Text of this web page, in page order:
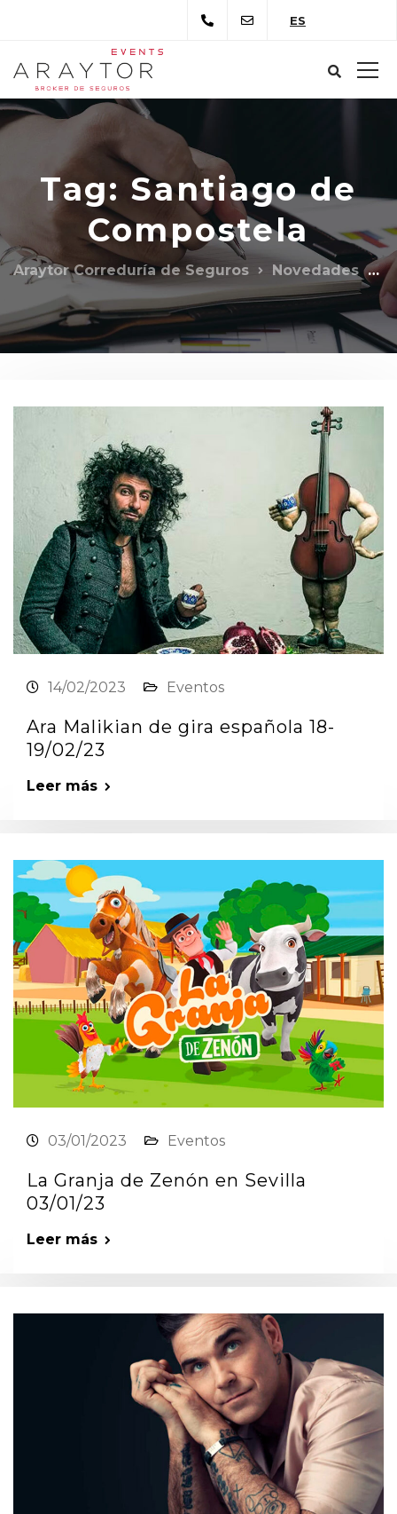
ES
Tag: Santiago de
Compostela
Araytor Correduría de Seguros Novedades
14/02/2023 Eventos
Ara Malikian de gira española 18-
19/02/23
Leer más
03/01/2023 Eventos
La Granja de Zenón en Sevilla
03/01/23
Leer más